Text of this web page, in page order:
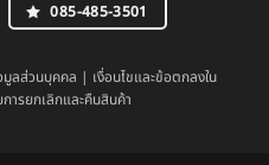
085-485-3501
มูลส่วนบุคคล | เงื่อนไขและข้อตกลงใน
การยกเลิกและคืนสินค้า